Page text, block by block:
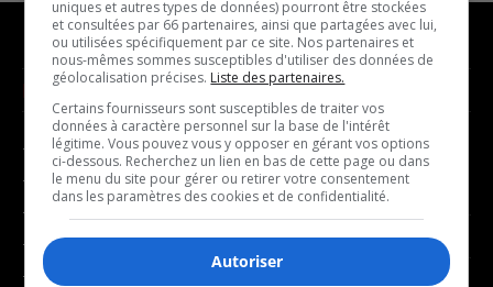
NOUVELLES
- Affaires municipales
- Communauté / Social
- Culture
- Économie
- Éducation
MUSIQUE
- Décompte franco
- Joué récemment
BALADOS
uniques et autres types de données) pourront être stockées
et consultées par 66 partenaires, ainsi que partagées avec lui,
ou utilisées spécifiquement par ce site. Nos partenaires et
nous-mêmes sommes susceptibles d'utiliser des données de
géolocalisation précises. Liste des partenaires.
Certains fournisseurs sont susceptibles de traiter vos
données à caractère personnel sur la base de l'intérêt
légitime. Vous pouvez vous y opposer en gérant vos options
ci-dessous. Recherchez un lien en bas de cette page ou dans
le menu du site pour gérer ou retirer votre consentement
dans les paramètres des cookies et de confidentialité.
Autoriser